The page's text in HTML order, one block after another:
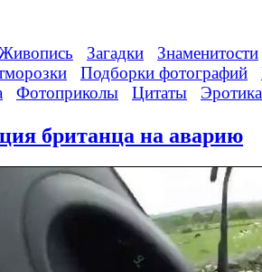
Загадки Знаменитости
Подборки фотографий
Фотоприколы Цитаты Эротика
британца на аварию